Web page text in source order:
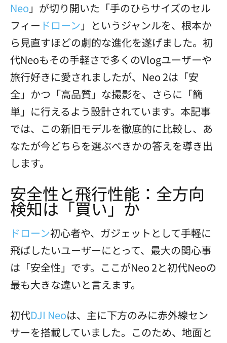
Neo 」が切り開いた「手のひらサイズのセル
フィー ドローン 」というジャンルを、根本か
ら見直すほどの劇的な進化を遂げました。初
代Neoもその手軽さで多くのVlogユーザーや
旅行好きに愛されましたが、Neo 2は「安
全」かつ「高品質」な撮影を、さらに「簡
単」に行えるよう設計されています。本記事
では、この新旧モデルを徹底的に比較し、あ
なたが今どちらを選ぶべきかの答えを導き出
します。
安全性と飛行性能：全方向
検知は「買い」か
ドローン初心者や、ガジェットとして手軽に
飛ばしたいユーザーにとって、最大の関心事
は「安全性」です。ここがNeo 2と初代Neoの
最も大きな違いと言えます。
初代DJI Neoは、主に下方のみに赤外線セン
サーを搭載していました。このため、地面と